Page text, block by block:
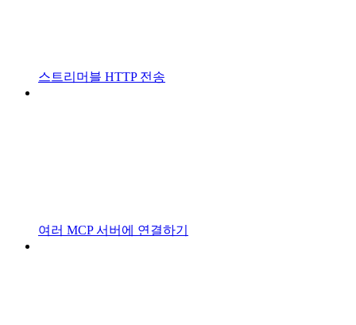
스트리머블 HTTP 전송
여러 MCP 서버에 연결하기